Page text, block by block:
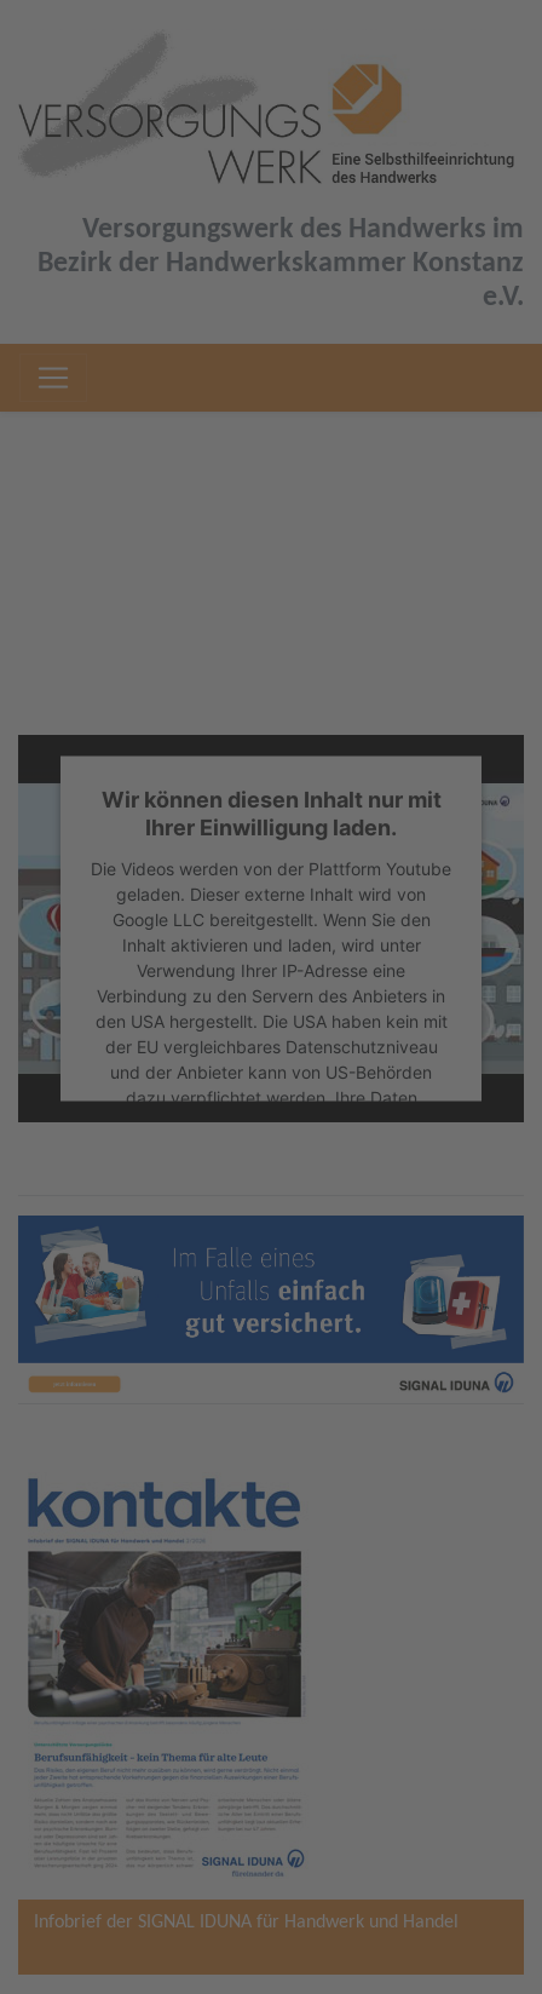
Versorgungswerk des Handwerks im
Bezirk der Handwerkskammer Konstanz
e.V.
Wir können diesen Inhalt nur mit
Ihrer Einwilligung laden.
Die Videos werden von der Plattform Youtube
geladen. Dieser externe Inhalt wird von
Google LLC bereitgestellt. Wenn Sie den
Inhalt aktivieren und laden, wird unter
Verwendung Ihrer IP-Adresse eine
Verbindung zu den Servern des Anbieters in
den USA hergestellt. Die USA haben kein mit
der EU vergleichbares Datenschutzniveau
und der Anbieter kann von US-Behörden
dazu verpflichtet werden, Ihre Daten
herauszugeben, ohne dass Ihnen hiergegen
Einstellungen" widerrufen.
More Information
Infobrief der SIGNAL IDUNA für Handwerk und Handel